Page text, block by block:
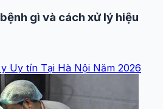
gì và cách xử lý hiệu
Uy tín Tại Hà Nội Năm 2026